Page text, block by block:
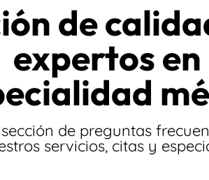
de
expertos
de preguntas
servicios, citas y